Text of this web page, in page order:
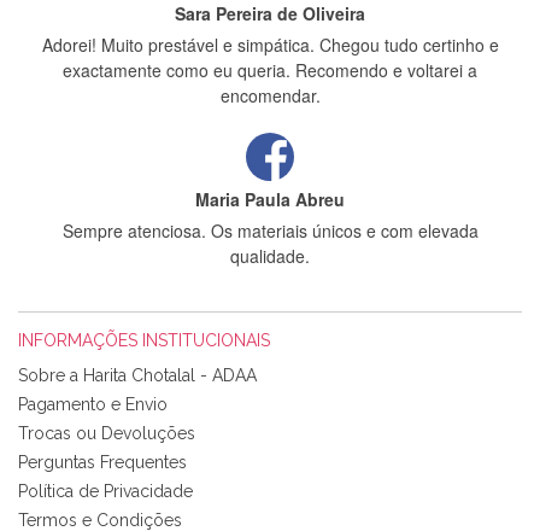
Sara Pereira de Oliveira
Adorei! Muito prestável e simpática. Chegou tudo certinho e
exactamente como eu queria. Recomendo e voltarei a
encomendar.
Maria Paula Abreu
Sempre atenciosa. Os materiais únicos e com elevada
qualidade.
Tudo chegou em condições, pois os produtos vieram muito
bem acondicionados. Estou plenamente satisfeita com os
produtos adquiridos. Relativamente à bolsa, tem um tecido
com um padrão e cores muito bonitas e a execução está
perfeitíssima. Futuramente penso voltar a comprar na vossa
loja, têm excelentes artigos a um preço muito justo. A
INFORMAÇÕES INSTITUCIONAIS
Sobre a Harita Chotalal - ADAA
Pagamento e Envio
Trocas ou Devoluções
Perguntas Frequentes
Política de Privacidade
Termos e Condições